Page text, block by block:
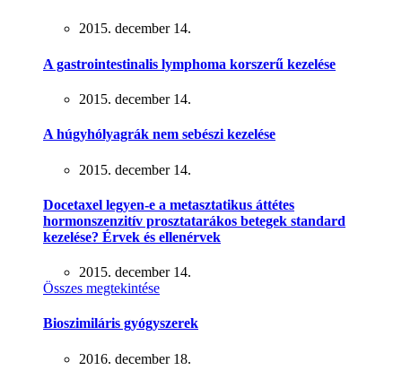
2015. december 14.
A gastrointestinalis lymphoma korszerű kezelése
2015. december 14.
A húgyhólyagrák nem sebészi kezelése
2015. december 14.
Docetaxel legyen-e a metasztatikus áttétes
hormonszenzitív prosztatarákos betegek standard
kezelése? Érvek és ellenérvek
2015. december 14.
Összes megtekintése
Bioszimiláris gyógyszerek
2016. december 18.